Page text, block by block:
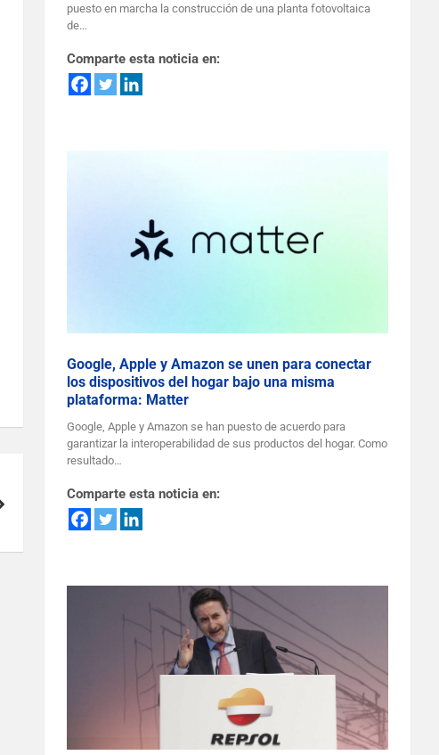
puesto en marcha la construcción de una planta fotovoltaica
de…
Comparte esta noticia en:
Google, Apple y Amazon se unen para conectar
los dispositivos del hogar bajo una misma
plataforma: Matter
Google, Apple y Amazon se han puesto de acuerdo para
garantizar la interoperabilidad de sus productos del hogar. Como
resultado…
Comparte esta noticia en: